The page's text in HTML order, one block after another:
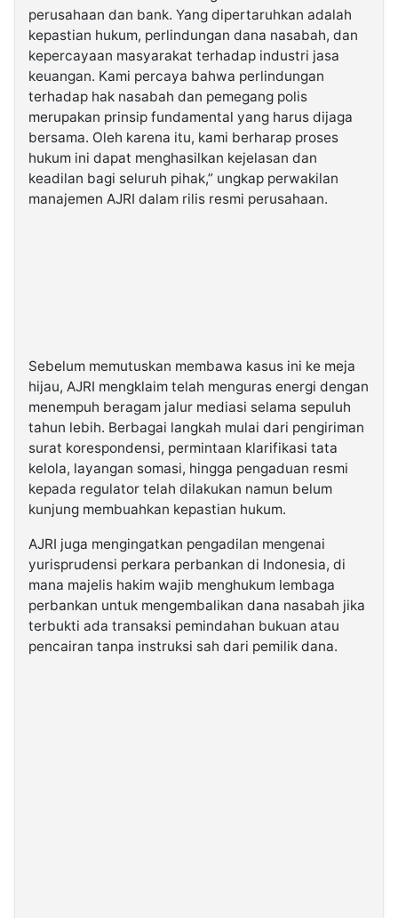
perusahaan dan bank. Yang dipertaruhkan adalah
kepastian hukum, perlindungan dana nasabah, dan
kepercayaan masyarakat terhadap industri jasa
keuangan. Kami percaya bahwa perlindungan
terhadap hak nasabah dan pemegang polis
merupakan prinsip fundamental yang harus dijaga
bersama. Oleh karena itu, kami berharap proses
hukum ini dapat menghasilkan kejelasan dan
keadilan bagi seluruh pihak,” ungkap perwakilan
manajemen AJRI dalam rilis resmi perusahaan.
Sebelum memutuskan membawa kasus ini ke meja
hijau, AJRI mengklaim telah menguras energi dengan
menempuh beragam jalur mediasi selama sepuluh
tahun lebih. Berbagai langkah mulai dari pengiriman
surat korespondensi, permintaan klarifikasi tata
kelola, layangan somasi, hingga pengaduan resmi
kepada regulator telah dilakukan namun belum
kunjung membuahkan kepastian hukum.
AJRI juga mengingatkan pengadilan mengenai
yurisprudensi perkara perbankan di Indonesia, di
mana majelis hakim wajib menghukum lembaga
perbankan untuk mengembalikan dana nasabah jika
terbukti ada transaksi pemindahan bukuan atau
pencairan tanpa instruksi sah dari pemilik dana.